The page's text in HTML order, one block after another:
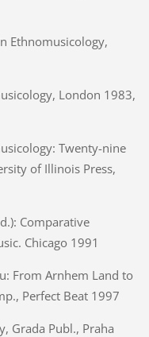
Ethnomusicology,
London 1983,
Twenty-nine
of Illinois Press,
Comparative
Chicago 1991
From Arnhem Land to
Perfect Beat 1997
Grada Publ., Praha